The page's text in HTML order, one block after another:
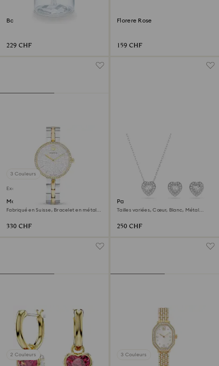
Bouquet de Roses
229 CHF
Florere Rose
159 CHF
3 Couleurs
Exclusivité en ligne
Montre Cosmopolitan
Fabriqué en Suisse, Bracelet en métal,
330 CHF
Parure Ariana Grande x
Swarovski
Tailles variées, Cœur, Blanc, Métal
250 CHF
2 Couleurs 3 Couleurs